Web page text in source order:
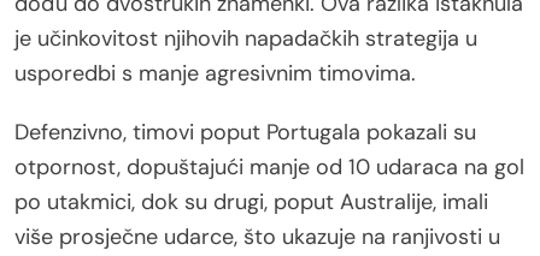
je učinkovitost njihovih napadačkih strategija u
usporedbi s manje agresivnim timovima.
Defenzivno, timovi poput Portugala pokazali su
otpornost, dopuštajući manje od 10 udaraca na gol
po utakmici, dok su drugi, poput Australije, imali
više prosječne udarce, što ukazuje na ranjivosti u